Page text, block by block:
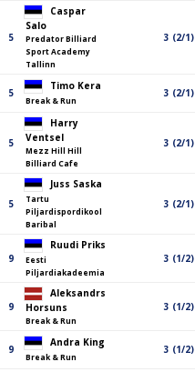
5
Caspar
Salo
Predator Billiard
Sport Academy
Tallinn
3 (2/1)
5
Timo Kera
Break & Run
3 (2/1)
5
Harry
Ventsel
Mezz Hill Hill
Billiard Cafe
3 (2/1)
5
Juss Saska
Tartu
Piljardispordikool
Baribal
3 (2/1)
9
Ruudi Priks
Eesti
Piljardiakadeemia
3 (1/2)
9
Aleksandrs
Horsuns
Break & Run
3 (1/2)
9
Andra King
Break & Run
3 (1/2)